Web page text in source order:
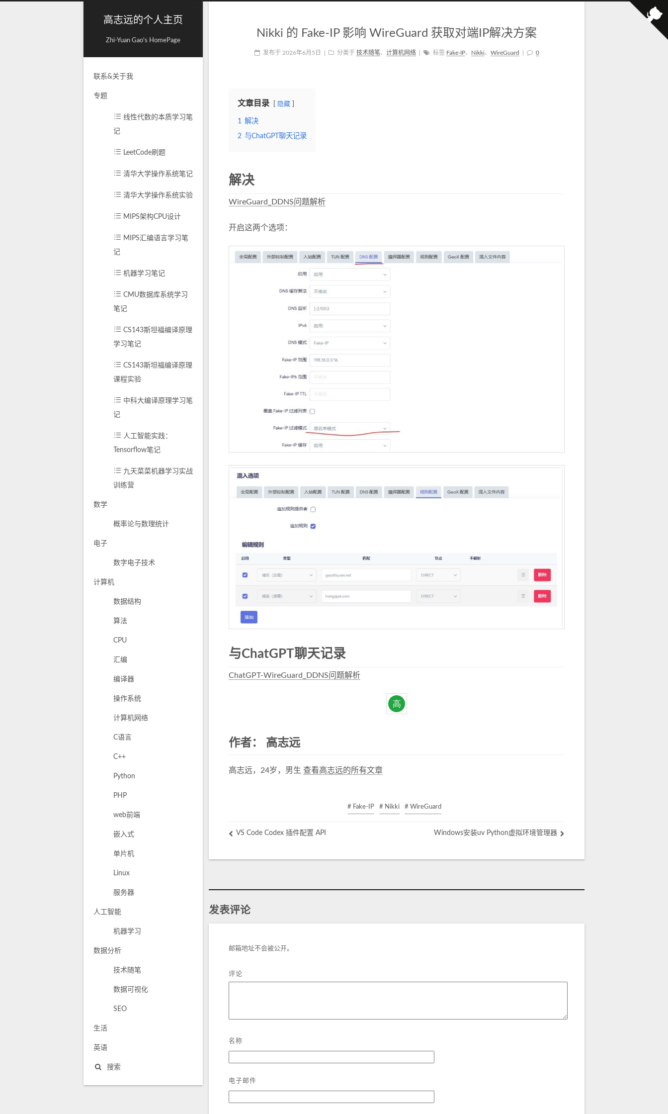
高志远的个人主页
Zhi-Yuan Gao's HomePage
联系&关于我
专题
线性代数的本质学习笔
记
LeetCode刷题
清华大学操作系统笔记
清华大学操作系统实验
MIPS架构CPU设计
MIPS汇编语言学习笔
记
机器学习笔记
CMU数据库系统学习
笔记
CS143斯坦福编译原理
学习笔记
CS143斯坦福编译原理
课程实验
中科大编译原理学习笔
记
人工智能实践：
Tensorflow笔记
九天菜菜机器学习实战
训练营
数学
概率论与数理统计
电子
数字电子技术
计算机
数据结构
算法
CPU
汇编
编译器
操作系统
计算机网络
C语言
C++
Python
PHP
web前端
嵌入式
单片机
Linux
服务器
人工智能
机器学习
数据分析
技术随笔
数据可视化
SEO
生活
英语
搜索
Nikki 的 Fake-IP 影响 WireGuard 获取对端IP解决方案
发布于 2026年6月5日 分类于 技术随笔、 计算机网络 标签 Fake-IP、 Nikki、 WireGuard 0
文章目录 隐藏
1 解决
2 与ChatGPT聊天记录
解决
WireGuard_DDNS问题解析
开启这两个选项：
与ChatGPT聊天记录
ChatGPT-WireGuard_DDNS问题解析
作者： 高志远
高志远，24岁，男生 查看高志远的所有文章
# Fake-IP # Nikki # WireGuard
VS Code Codex 插件配置 API Windows安装uv Python虚拟环境管理器
发表评论
邮箱地址不会被公开。
评论
名称
电子邮件